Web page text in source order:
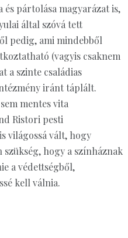
pártolása magyarázat is,
által szóvá tett
pedig, ami mindebből
(vagyis csaknem
a szinte családias
iránt táplált.
mentes vita
Ristori pesti
világossá vált, hogy
hogy a színháznak
a védettségből,
kell válnia.